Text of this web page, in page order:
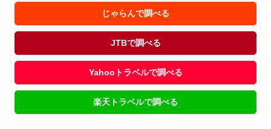
じゃらんで調べる
JTBで調べる
Yahooトラベルで調べる
楽天トラベルで調べる